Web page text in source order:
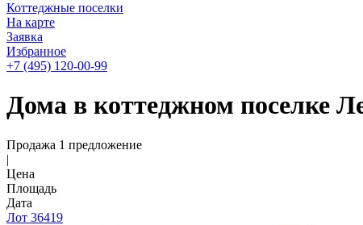
Коттеджные поселки
На карте
Заявка
Избранное
+7 (495) 120-00-99
Дома в коттеджном поселке
Продажа 1 предложение
|
Цена
Площадь
Дата
Лот 36419